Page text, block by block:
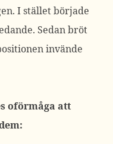
I stället började
Sedan bröt
invände
oförmåga att